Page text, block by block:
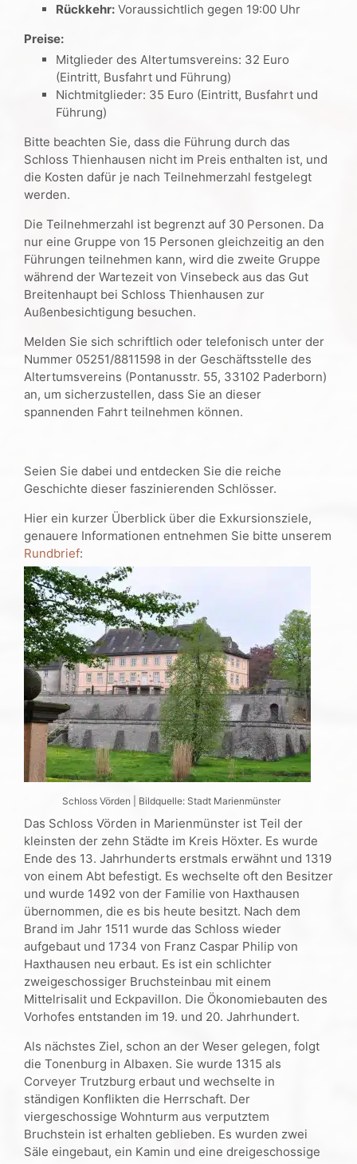
Rückkehr: Voraussichtlich gegen 19:00 Uhr
Preise:
Mitglieder des Altertumsvereins: 32 Euro
(Eintritt, Busfahrt und Führung)
Nichtmitglieder: 35 Euro (Eintritt, Busfahrt und
Führung)
Bitte beachten Sie, dass die Führung durch das
Schloss Thienhausen nicht im Preis enthalten ist, und
die Kosten dafür je nach Teilnehmerzahl festgelegt
werden.
Die Teilnehmerzahl ist begrenzt auf 30 Personen. Da
nur eine Gruppe von 15 Personen gleichzeitig an den
Führungen teilnehmen kann, wird die zweite Gruppe
während der Wartezeit von Vinsebeck aus das Gut
Breitenhaupt bei Schloss Thienhausen zur
Außenbesichtigung besuchen.
Melden Sie sich schriftlich oder telefonisch unter der
Nummer 05251/8811598 in der Geschäftsstelle des
Altertumsvereins (Pontanusstr. 55, 33102 Paderborn)
an, um sicherzustellen, dass Sie an dieser
spannenden Fahrt teilnehmen können.
Seien Sie dabei und entdecken Sie die reiche
Geschichte dieser faszinierenden Schlösser.
Hier ein kurzer Überblick über die Exkursionsziele,
genauere Informationen entnehmen Sie bitte unserem
Rundbrief:
Schloss Vörden | Bildquelle: Stadt Marienmünster
Das Schloss Vörden in Marienmünster ist Teil der
kleinsten der zehn Städte im Kreis Höxter. Es wurde
Ende des 13. Jahrhunderts erstmals erwähnt und 1319
von einem Abt befestigt. Es wechselte oft den Besitzer
und wurde 1492 von der Familie von Haxthausen
übernommen, die es bis heute besitzt. Nach dem
Brand im Jahr 1511 wurde das Schloss wieder
aufgebaut und 1734 von Franz Caspar Philip von
Haxthausen neu erbaut. Es ist ein schlichter
zweigeschossiger Bruchsteinbau mit einem
Mittelrisalit und Eckpavillon. Die Ökonomiebauten des
Vorhofes entstanden im 19. und 20. Jahrhundert.
Als nächstes Ziel, schon an der Weser gelegen, folgt
die Tonenburg in Albaxen. Sie wurde 1315 als
Corveyer Trutzburg erbaut und wechselte in
ständigen Konflikten die Herrschaft. Der
viergeschossige Wohnturm aus verputztem
Bruchstein ist erhalten geblieben. Es wurden zwei
Säle eingebaut, ein Kamin und eine dreigeschossige